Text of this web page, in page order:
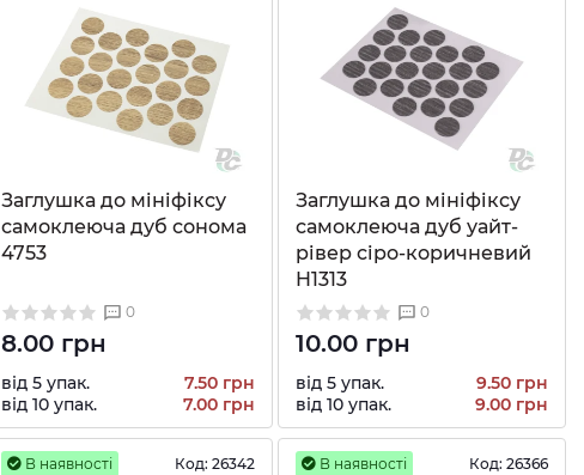
Заглушка до мініфіксу
самоклеюча дуб сонома
4753
0
8.00 грн
від 5 упак.
7.50 грн
від 10 упак.
7.00 грн
Заглушка до мініфіксу
самоклеюча дуб уайт-
рівер сіро-коричневий
H1313
0
10.00 грн
від 5 упак.
9.50 грн
від 10 упак.
9.00 грн
В наявності Код: 26342 В наявності Код: 26366